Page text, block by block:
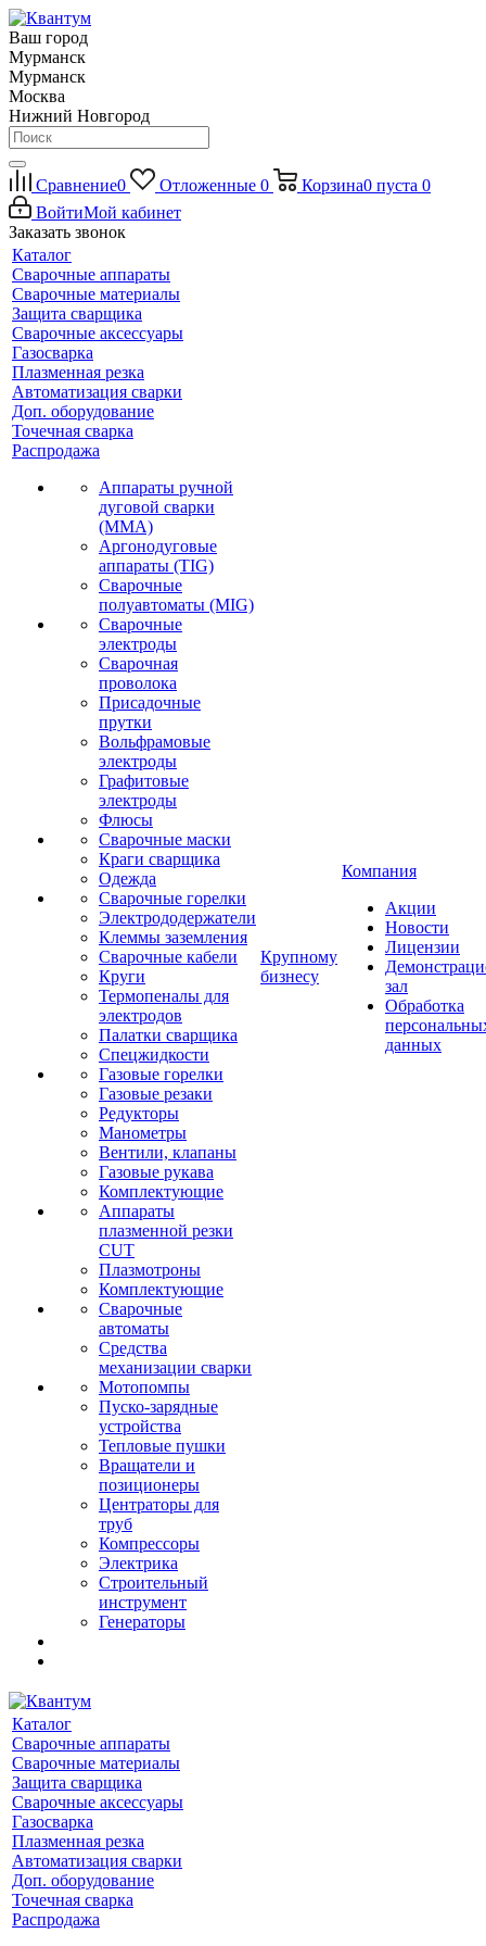
Ваш город
Мурманск
Мурманск
Москва
Нижний Новгород
Сравнение0 Отложенные 0 Корзина0 пуста 0
ВойтиМой кабинет
Заказать звонок
Каталог
Сварочные аппараты
Сварочные материалы
Защита сварщика
Сварочные аксессуары
Газосварка
Плазменная резка
Автоматизация сварки
Доп. оборудование
Точечная сварка
Распродажа
Аппараты ручной
дуговой сварки
(MMA)
Аргонодуговые
аппараты (TIG)
Сварочные
полуавтоматы (MIG)
Сварочные
электроды
Сварочная
проволока
Присадочные
прутки
Вольфрамовые
электроды
Графитовые
электроды
Флюсы
Сварочные маски
Краги сварщика
Одежда
Сварочные горелки
Электрододержатели
Клеммы заземления
Сварочные кабели
Круги
Термопеналы для
электродов
Палатки сварщика
Спецжидкости
Газовые горелки
Газовые резаки
Редукторы
Манометры
Вентили, клапаны
Газовые рукава
Комплектующие
Аппараты
плазменной резки
CUT
Плазмотроны
Комплектующие
Сварочные
автоматы
Средства
механизации сварки
Мотопомпы
Пуско-зарядные
устройства
Тепловые пушки
Вращатели и
позиционеры
Центраторы для
труб
Компрессоры
Электрика
Строительный
инструмент
Генераторы
Крупному
бизнесу
Компания
Акции
Новости
Лицензии
зал
Обработка
данных
Каталог
Сварочные аппараты
Сварочные материалы
Защита сварщика
Сварочные аксессуары
Газосварка
Плазменная резка
Автоматизация сварки
Доп. оборудование
Точечная сварка
Распродажа